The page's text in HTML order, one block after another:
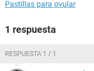
Pastillas para ovular
1 respuesta
RESPUESTA 1 / 1